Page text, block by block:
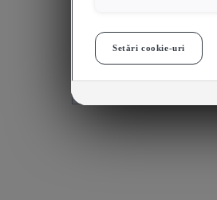
Setări cookie-uri